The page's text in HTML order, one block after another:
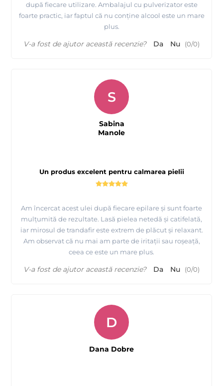
după fiecare utilizare. Ambalajul cu pulverizator este
foarte practic, iar faptul că nu conține alcool este un mare
plus.
V-a fost de ajutor această recenzie? Da Nu (0/0)
Un produs excelent pentru calmarea pielii
Am încercat acest ulei după fiecare epilare și sunt foarte
mulțumită de rezultate. Lasă pielea netedă și catifelată,
iar mirosul de trandafir este extrem de plăcut și relaxant.
Am observat că nu mai am parte de iritații sau roșeață,
ceea ce este un mare plus.
S
Sabina
Manole
V-a fost de ajutor această recenzie? Da Nu (0/0)
D
Dana Dobre